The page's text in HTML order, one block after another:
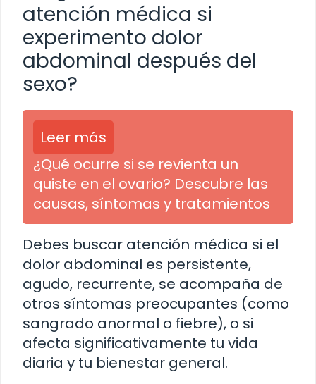
atención médica si
experimento dolor
abdominal después del
sexo?
Leer más
¿Qué ocurre si se revienta un
quiste en el ovario? Descubre las
causas, síntomas y tratamientos
Debes buscar atención médica si el
dolor abdominal es persistente,
agudo, recurrente, se acompaña de
otros síntomas preocupantes (como
sangrado anormal o fiebre), o si
afecta significativamente tu vida
diaria y tu bienestar general.